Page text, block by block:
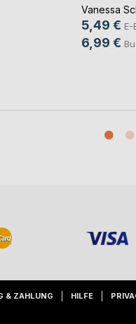
Vanessa
5,49 € E-
6,99 €
& ZAHLUNG HILFE